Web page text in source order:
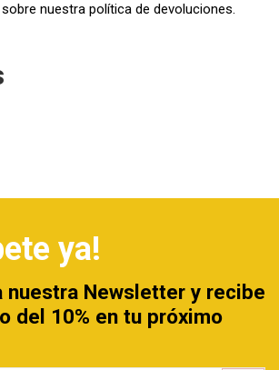
nuestra política de devoluciones.
ya!
nuestra Newsletter y recibe
del 10% en tu próximo